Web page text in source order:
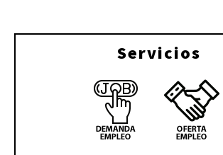
Servicios